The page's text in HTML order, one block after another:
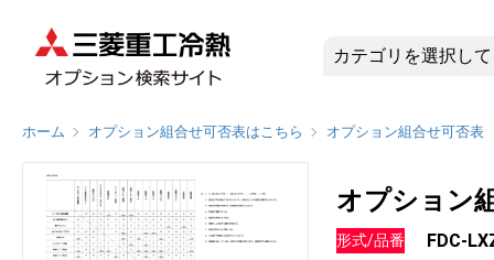
FDC-
ホーム オプション組合せ可否表はこちら オプション組合せ可否表
オプション
形式/品番 FDC-